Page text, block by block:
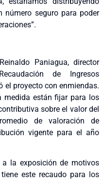
número seguro para poder
Paniagua, director
de Ingresos
el proyecto con enmiendas.
medida están fijar para los
sobre el valor del
de valoración de
vigente para el año
a la exposición de motivos
este recaudo para los